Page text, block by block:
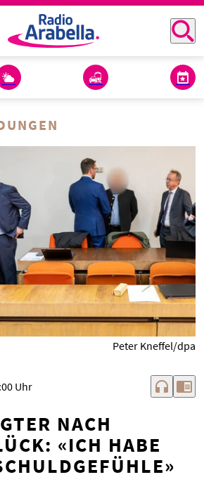
Peter Kneffel/dpa
Uhr headphones chrome_reader_mode
NACH
«ICH HABE